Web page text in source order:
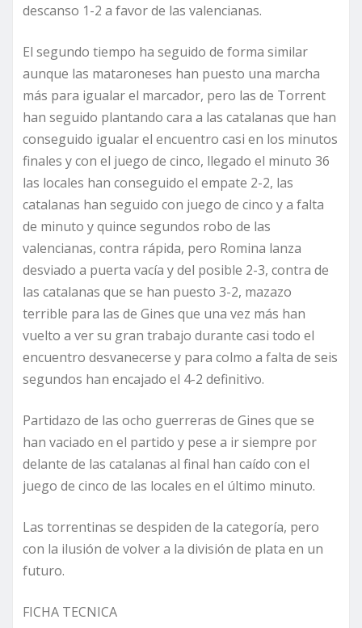
descanso 1-2 a favor de las valencianas.
El segundo tiempo ha seguido de forma similar
aunque las mataroneses han puesto una marcha
más para igualar el marcador, pero las de Torrent
han seguido plantando cara a las catalanas que han
conseguido igualar el encuentro casi en los minutos
finales y con el juego de cinco, llegado el minuto 36
las locales han conseguido el empate 2-2, las
catalanas han seguido con juego de cinco y a falta
de minuto y quince segundos robo de las
valencianas, contra rápida, pero Romina lanza
desviado a puerta vacía y del posible 2-3, contra de
las catalanas que se han puesto 3-2, mazazo
terrible para las de Gines que una vez más han
vuelto a ver su gran trabajo durante casi todo el
encuentro desvanecerse y para colmo a falta de seis
segundos han encajado el 4-2 definitivo.
Partidazo de las ocho guerreras de Gines que se
han vaciado en el partido y pese a ir siempre por
delante de las catalanas al final han caído con el
juego de cinco de las locales en el último minuto.
Las torrentinas se despiden de la categoría, pero
con la ilusión de volver a la división de plata en un
futuro.
FICHA TECNICA